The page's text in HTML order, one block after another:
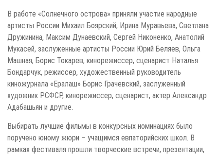
В работе «Солнечного острова» приняли участие народные
артисты России Михаил Боярский, Ирина Муравьева, Светлана
Дружинина, Максим Дунаевский, Сергей Никоненко, Анатолий
Мукасей, заслуженные артисты России Юрий Беляев, Ольга
Машная, Борис Токарев, кинорежиссер, сценарист Наталья
Бондарчук, режиссер, художественный руководитель
киножурнала «Ералаш» Борис Грачевский, заслуженный
художник РСФСР, кинорежиссер, сценарист, актер Александр
Адабашьян и другие.
Выбирать лучшие фильмы в конкурсных номинациях было
поручено юному жюри – учащимся евпаторийских школ. В
рамках фестиваля прошли творческие встречи, презентации,